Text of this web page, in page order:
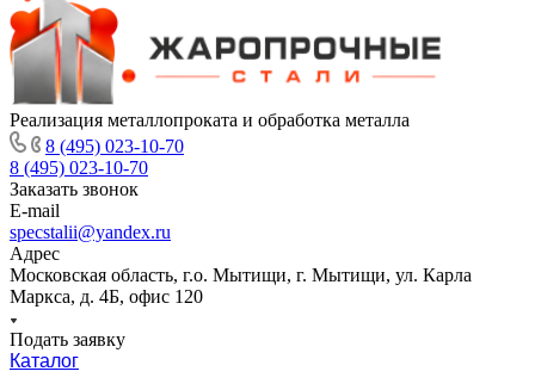
Реализация металлопроката и обработка металла
8 (495) 023-10-70
8 (495) 023-10-70
Заказать звонок
E-mail
specstalii@yandex.ru
Адрес
Московская область, г.о. Мытищи, г. Мытищи, ул. Карла
Маркса, д. 4Б, офис 120
Подать заявку
Каталог